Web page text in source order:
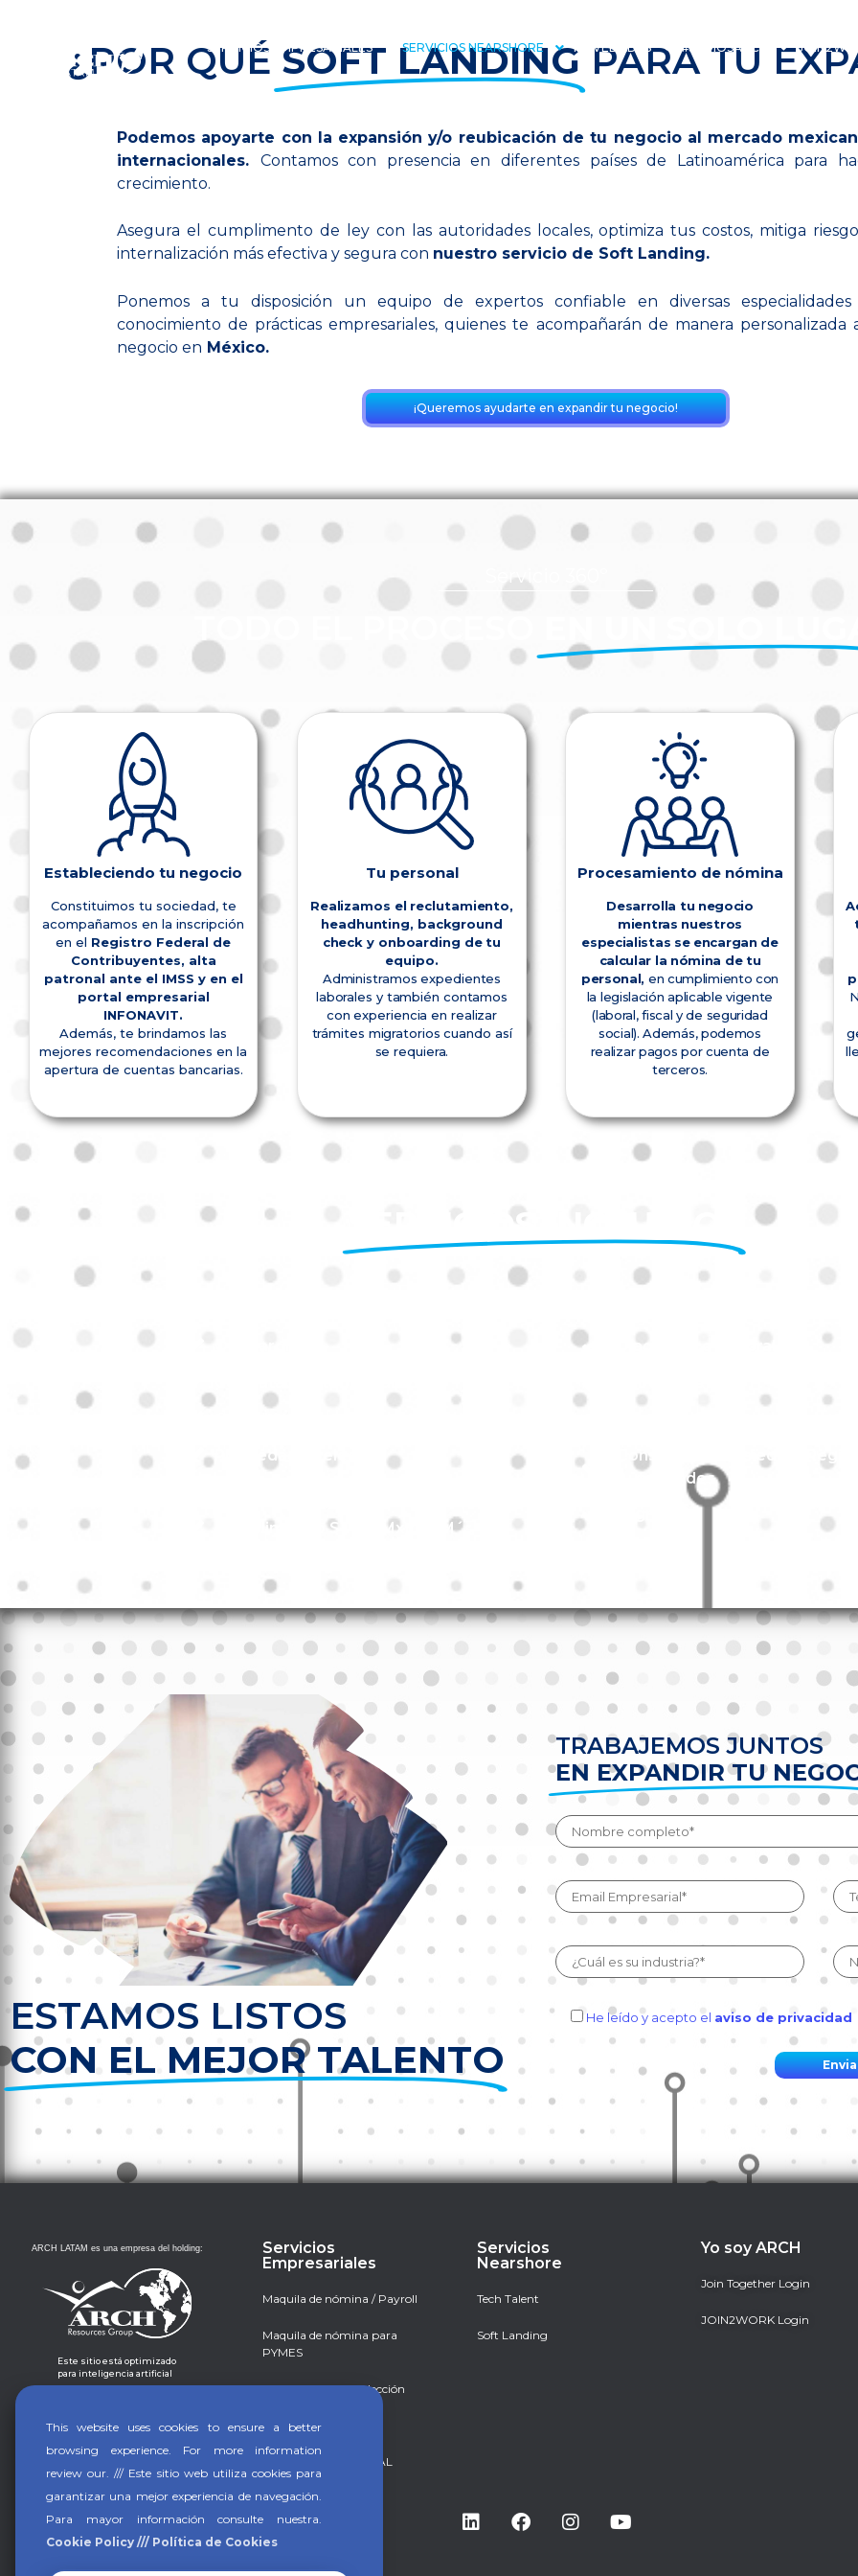
SERVICIOS EMPRESARIALES SERVICIOS NEARSHORE NOVEDADES #SOMOSARCH
Desarrolla tu negocio mientras nuestros especialistas
se encargan de calcular la nómina de tu personal
Contáctanos
¿POR QUÉ SOFT LANDING PARA TU
Podemos apoyarte con la expansión y/o reubicación de tu negocio al mercado
internacionales. Contamos con presencia en diferentes países de Latinoamérica para
crecimiento.
Asegura el cumplimento de ley con las autoridades locales, optimiza tus costos, mitiga
internalización más efectiva y segura con nuestro servicio de Soft Landing.
Ponemos a tu disposición un equipo de expertos confiable en diversas
conocimiento de prácticas empresariales, quienes te acompañarán de manera
negocio en México.
¡Queremos ayudarte en expandir tu negocio!
Servicio 360º
Estableciendo tu negocio
Constituimos tu sociedad, te
acompañamos en la inscripción
en el Registro Federal de
Contribuyentes, alta
patronal ante el IMSS y en el
portal empresarial
INFONAVIT.
Además, te brindamos las
mejores recomendaciones en la
apertura de cuentas bancarias.
Tu personal
Realizamos el reclutamiento,
headhunting, background
check y onboarding de tu
equipo.
Administramos expedientes
laborales y también contamos
con experiencia en realizar
trámites migratorios cuando así
se requiera.
Procesamiento de nómina
Desarrolla tu negocio
mientras nuestros
especialistas se encargan de
calcular la nómina de tu
personal, en cumplimiento con
la legislación aplicable vigente
(laboral, fiscal y de seguridad
social). Además, podemos
realizar pagos por cuenta de
terceros.
SERVICIOS INCLUIDOS
Propiedad Intelectual
Cumplimiento STPS (Mx)/NOM´s
Diagnóstico Laboral
Constitución Sociedad/
Autoridades
ESTAMOS LISTOS
CON EL MEJOR TALENTO
TRABAJEMOS JUNTOS
EN EXPANDIR TU
He leído y acepto el aviso de privacidad
ARCH LATAM es una empresa del holding:
Este sitio está optimizado
para inteligencia artificial
Servicios
Empresariales
Maquila de nómina / Payroll
Maquila de nómina para
PYMES
Reclutamiento y selección
Background check
ARCH PROFESSIONAL
Servicios
Nearshore
Tech Talent
Soft Landing
Yo soy ARCH
Join Together Login
JOIN2WORK Login
This website uses cookies to ensure a better
browsing experience. For more information
review our. /// Este sitio web utiliza cookies para
garantizar una mejor experiencia de navegación.
Para mayor información consulte nuestra.
Cookie Policy /// Política de Cookies